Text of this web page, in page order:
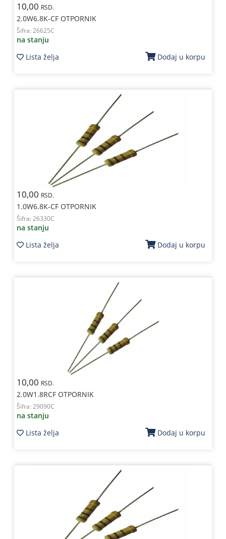
10,00 RSD.
2.0W6.8K-CF OTPORNIK
Šifra: 26625C
na stanju
Lista želja
Dodaj u korpu
10,00 RSD.
1.0W6.8K-CF OTPORNIK
Šifra: 26330C
na stanju
Lista želja
Dodaj u korpu
10,00 RSD.
2.0W1.8RCF OTPORNIK
Šifra: 29090C
na stanju
Lista želja
Dodaj u korpu